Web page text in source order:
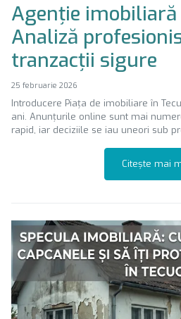
Agenție imobiliară
Analiză
tranzacții sigure
25 februarie 2026
Introducere Piața de imobiliare în
ani. Anunțurile online sunt mai
rapid, iar deciziile se iau uneori sub
Citește mai